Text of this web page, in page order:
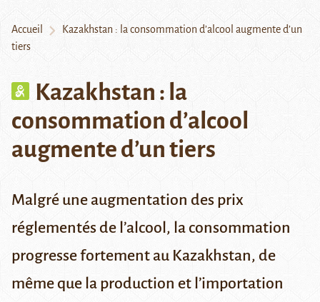
Accueil
Kazakhstan : la consommation d’alcool augmente d’un
tiers
Kazakhstan : la
consommation d’alcool
augmente d’un tiers
Malgré une augmentation des prix
réglementés de l’alcool, la consommation
progresse fortement au Kazakhstan, de
même que la production et l’importation